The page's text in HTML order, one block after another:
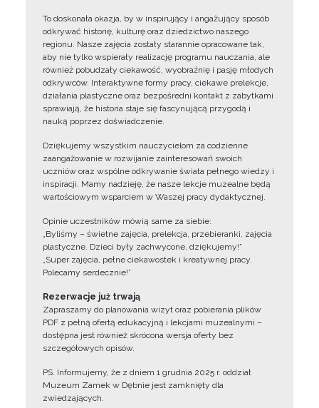
To doskonała okazja, by w inspirujący i angażujący sposób
odkrywać historię, kulturę oraz dziedzictwo naszego
regionu. Nasze zajęcia zostały starannie opracowane tak,
aby nie tylko wspierały realizację programu nauczania, ale
również pobudzały ciekawość, wyobraźnię i pasję młodych
odkrywców. Interaktywne formy pracy, ciekawe prelekcje,
działania plastyczne oraz bezpośredni kontakt z zabytkami
sprawiają, że historia staje się fascynującą przygodą i
nauką poprzez doświadczenie.
Dziękujemy wszystkim nauczycielom za codzienne
zaangażowanie w rozwijanie zainteresowań swoich
uczniów oraz wspólne odkrywanie świata pełnego wiedzy i
inspiracji. Mamy nadzieję, że nasze lekcje muzealne będą
wartościowym wsparciem w Waszej pracy dydaktycznej.
Opinie uczestników mówią same za siebie:
„Byliśmy – świetne zajęcia, prelekcja, przebieranki, zajęcia
plastyczne. Dzieci były zachwycone, dziękujemy!”
„Super zajęcia, pełne ciekawostek i kreatywnej pracy.
Polecamy serdecznie!”
Rezerwacje już trwają
Zapraszamy do planowania wizyt oraz pobierania plików
PDF z pełną ofertą edukacyjną i lekcjami muzealnymi –
dostępna jest również skrócona wersja oferty bez
szczegółowych opisów.
PS. Informujemy, że z dniem 1 grudnia 2025 r. oddział
Muzeum Zamek w Dębnie jest zamknięty dla
zwiedzających.